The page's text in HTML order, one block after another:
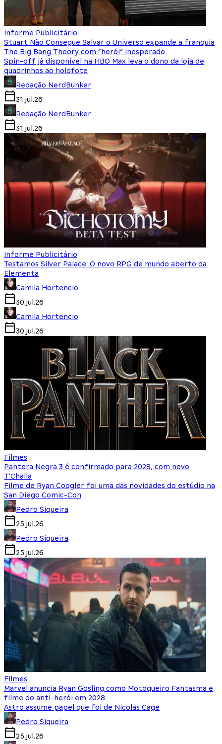
Informe Publicitário
Stuart Não Consegue Salvar o Universo expande a franquia
The Big Bang Theory com “herói” inesperado
Spin-off já disponível na HBO Max leva o dono da loja de
quadrinhos ao holofote
Redação NerdBunker
31.jul.26
Redação NerdBunker
31.jul.26
Informe Publicitário
Testamos Silver Palace: O novo RPG de mundo aberto da
Elementa
Camila Hortencio
30.jul.26
Camila Hortencio
30.jul.26
Filmes
Pantera Negra 3 é confirmado para 2028, com novo
T'Challa
Filme de Ryan Coogler foi uma das novidades do estúdio na
San Diego Comic-Con
Pedro Siqueira
25.jul.26
Pedro Siqueira
25.jul.26
Filmes
Marvel anuncia Ryan Gosling como Motoqueiro Fantasma e
filme do anti-herói em 2028
Astro assume papel que foi de Nicolas Cage
Pedro Siqueira
25.jul.26